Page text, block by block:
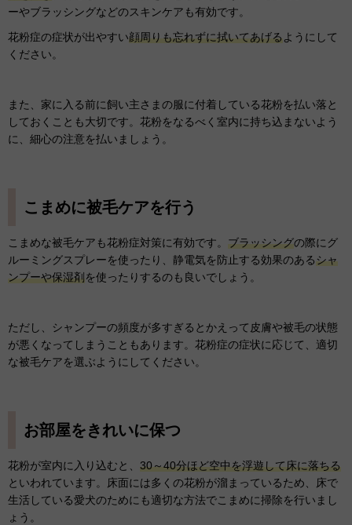
ーやブラッシングなどのスキンケアも有効です。
花粉症の症状が出やすい顔周りも忘れずに拭いてあげるようにして
ください。
また、家に入る前に飼い主さまの服に付着している花粉を払い落と
しておくことも大切です。花粉をなるべく室内に持ち込まないよう
に、細心の注意を払いましょう。
こまめに被毛ケアを行う
こまめな被毛ケアも花粉症対策に有効です。 ブラッシングの際にグ
ルーミングスプレーを使ったり、静電気を防止する効果のあるシャ
ンプーや保湿剤 を使ったりするのも良いでしょう。
ただし、シャンプーの頻度が多すぎるとかえって皮膚や被毛の状態
が悪くなってしまうこともあります。花粉症の症状に応じて、適切
な被毛ケアを選ぶようにしてください。
お部屋をきれいに保つ
花粉が室内に入り込むと、 30～40分ほど空中を浮遊して床に落ちる
といわれています。床面には多くの花粉が溜まっているため、床で
生活している愛犬のためにも適切な方法でこまめに掃除を行いまし
ょう。